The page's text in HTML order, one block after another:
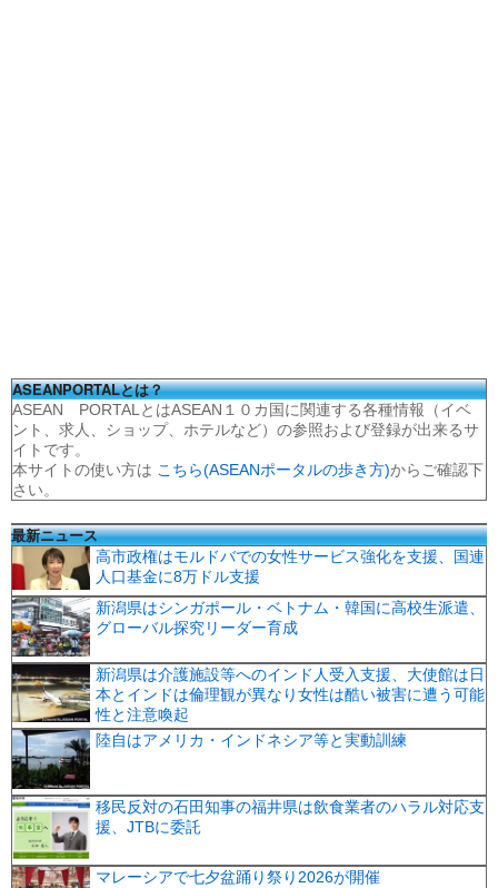
ASEANPORTALとは？
ASEAN PORTALとはASEAN１０カ国に関連する各種情報（イベ
ント、求人、ショップ、ホテルなど）の参照および登録が出来るサ
イトです。
本サイトの使い方は こちら(ASEANポータルの歩き方)からご確認下
さい。
最新ニュース
高市政権はモルドバでの女性サービス強化を支援、国連
人口基金に8万ドル支援
新潟県はシンガポール・ベトナム・韓国に高校生派遣、
グローバル探究リーダー育成
新潟県は介護施設等へのインド人受入支援、大使館は日
本とインドは倫理観が異なり女性は酷い被害に遭う可能
性と注意喚起
陸自はアメリカ・インドネシア等と実動訓練
移民反対の石田知事の福井県は飲食業者のハラル対応支
援、JTBに委託
マレーシアで七夕盆踊り祭り2026が開催